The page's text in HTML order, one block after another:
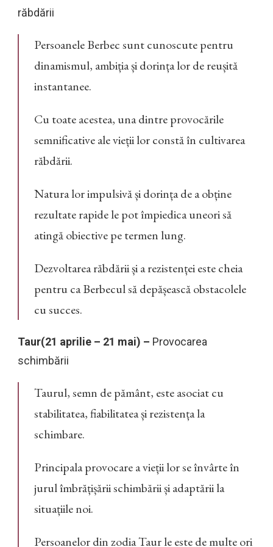
răbdării
Persoanele Berbec sunt cunoscute pentru
dinamismul, ambiția și dorința lor de reușită
instantanee.
Cu toate acestea, una dintre provocările
semnificative ale vieții lor constă în cultivarea
răbdării.
Natura lor impulsivă și dorința de a obține
rezultate rapide le pot împiedica uneori să
atingă obiective pe termen lung.
Dezvoltarea răbdării și a rezistenței este cheia
pentru ca Berbecul să depășească obstacolele
cu succes.
Taur(21 aprilie – 21 mai) – Provocarea
schimbării
Taurul, semn de pământ, este asociat cu
stabilitatea, fiabilitatea și rezistența la
schimbare.
Principala provocare a vieții lor se învârte în
jurul îmbrățișării schimbării și adaptării la
situațiile noi.
Persoanelor din zodia Taur le este de multe ori